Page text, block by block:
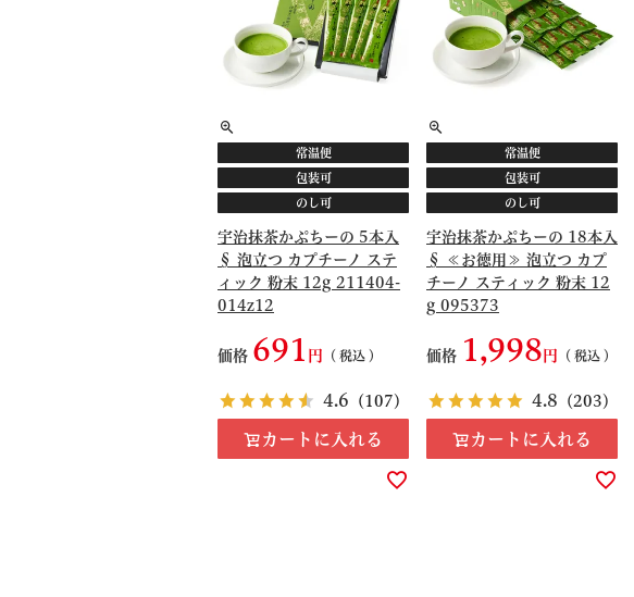
常温便
包装可
のし可
宇治抹茶かぷちーの 5本入
§ 泡立つ カプチーノ ステ
ィック 粉末 12g 211404-
014z12
価格 691 税込
4.6 （107）
カートに入れる
常温便
包装可
のし可
宇治抹茶かぷちーの 18本入
§ ≪お徳用≫ 泡立つ カプ
チーノ スティック 粉末 12
g 095373
価格 1,998 税込
4.8 （203）
カートに入れる